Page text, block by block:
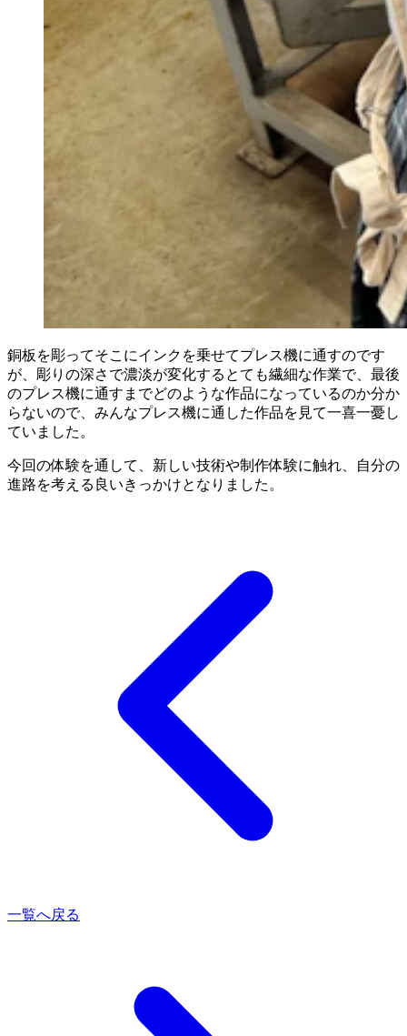
銅板を彫ってそこにインクを乗せてプレス機に通すのです
が、彫りの深さで濃淡が変化するとても繊細な作業で、最後
のプレス機に通すまでどのような作品になっているのか分か
らないので、みんなプレス機に通した作品を見て一喜一憂し
ていました。
今回の体験を通して、新しい技術や制作体験に触れ、自分の
進路を考える良いきっかけとなりました。
一覧へ戻る